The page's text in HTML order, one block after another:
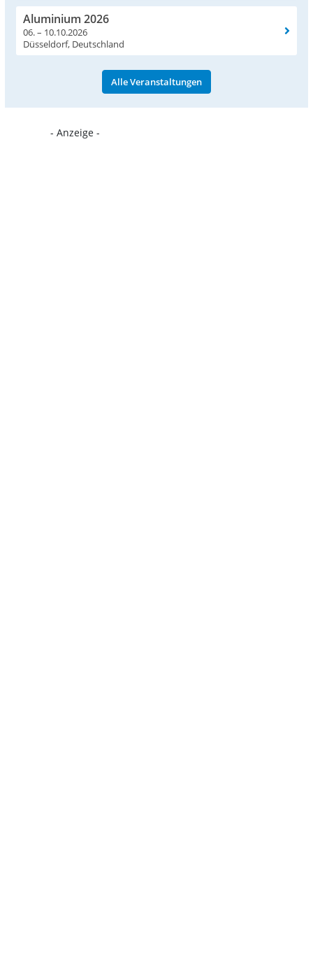
Aluminium 2026
06. – 10.10.2026
Düsseldorf, Deutschland
Alle Veranstaltungen
- Anzeige -